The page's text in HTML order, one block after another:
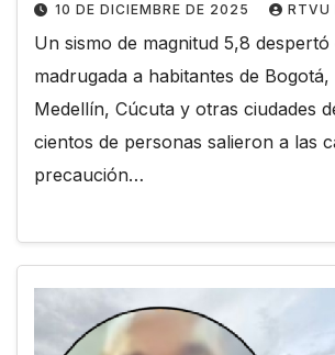
10 DE DICIEMBRE DE 2025 RTVU
Un sismo de magnitud 5,8 despertó
madrugada a habitantes de
Medellín, Cúcuta y otras ciudades
cientos de personas salieron a las
precaución…